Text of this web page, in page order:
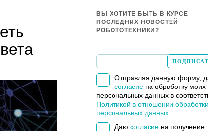
ВЫ ХОТИТЕ БЫТЬ В КУРСЕ
ПОСЛЕДНИХ НОВОСТЕЙ
РОБОТОТЕХНИКИ?
Отправляя данную форму,
согласиена обработку моих
персональных данных в
Политикой в отношении обработки
персональных данных.
Даю согласиена получение